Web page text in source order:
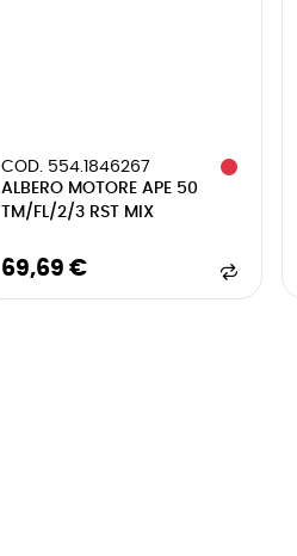
COD. 554.1846267
ALBERO MOTORE APE 50
TM/FL/2/3 RST MIX
69,69 €